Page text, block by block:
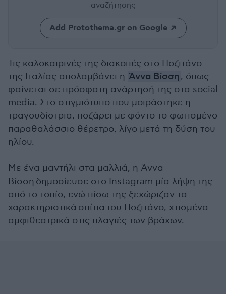
αναζήτησης
Add Protothema.gr on Google
Τις καλοκαιρινές της διακοπές στο Ποζιτάνο
της Ιταλίας απολαμβάνει η Άννα Βίσση, όπως
φαίνεται σε πρόσφατη ανάρτησή της στα social
media. Στο στιγμιότυπο που μοιράστηκε η
τραγουδίστρια, ποζάρει με φόντο το φωτισμένο
παραθαλάσσιο θέρετρο, λίγο μετά τη δύση του
ηλίου.
Με ένα μαντήλι στα μαλλιά, η Άννα
Βίσση δημοσίευσε στο Instagram μία λήψη της
από το τοπίο, ενώ πίσω της ξεχώριζαν τα
χαρακτηριστικά σπίτια του Ποζιτάνο, χτισμένα
αμφιθεατρικά στις πλαγιές των βράχων.